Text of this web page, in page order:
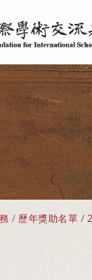
/ 歷年獎助名單 /